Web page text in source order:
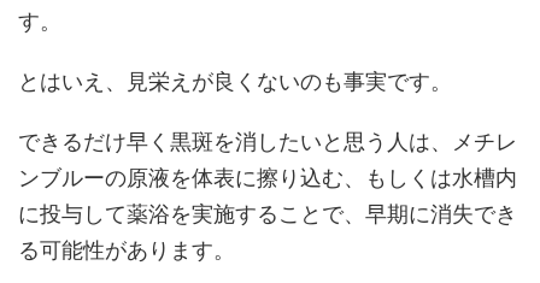
す。
とはいえ、見栄えが良くないのも事実です。
できるだけ早く黒斑を消したいと思う人は、メチレ
ンブルーの原液を体表に擦り込む、もしくは水槽内
に投与して薬浴を実施することで、早期に消失でき
る可能性があります。